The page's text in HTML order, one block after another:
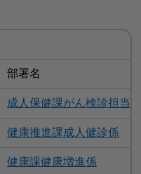
部署名
成人保健課がん検診担当
健康推進課成人健診係
健康課健康増進係